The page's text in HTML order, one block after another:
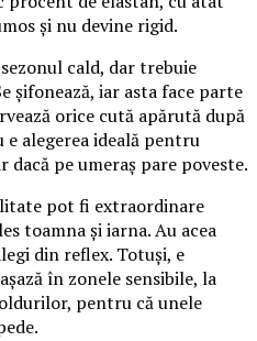
și nu devine rigid.
cald, dar trebuie
șifonează, iar asta face parte
orice cută apărută după
alegerea ideală pentru
dacă pe umeraș pare poveste.
pot fi extraordinare
toamna și iarna. Au acea
din reflex. Totuși, e
în zonele sensibile, la
pentru că unele